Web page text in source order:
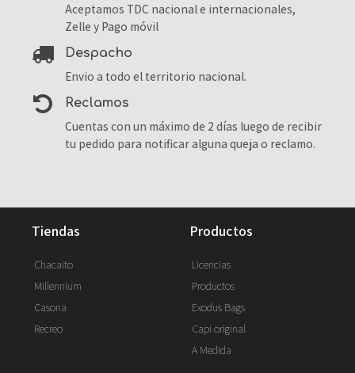
Aceptamos TDC nacional e internacionales,
Zelle y Pago móvil
despacho
Envio a todo el territorio nacional.
reclamos
Cuentas con un máximo de 2 días luego de recibir
tu pedido para notificar alguna queja o reclamo.
tiendas
Chacaito
Millennium
Casona
Recreo
productos
Licencias
Productos
Exodus Bags
Capi original
A Medida